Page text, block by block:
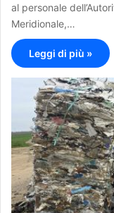
al personale
Meridionale,…
Leggi di più »